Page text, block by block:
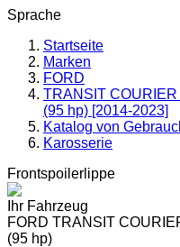
Sprache
Startseite
Marken
FORD
TRANSIT
(95 hp) [2014-2023]
Katalog von
Karosserie
Frontspoilerlippe
Ihr Fahrzeug
FORD TRANSIT
(95 hp)